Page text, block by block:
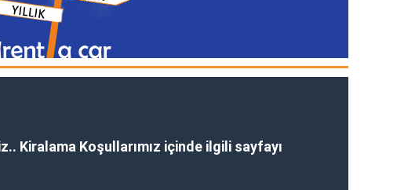
Kiralama Koşullarımız içinde ilgili sayfayı